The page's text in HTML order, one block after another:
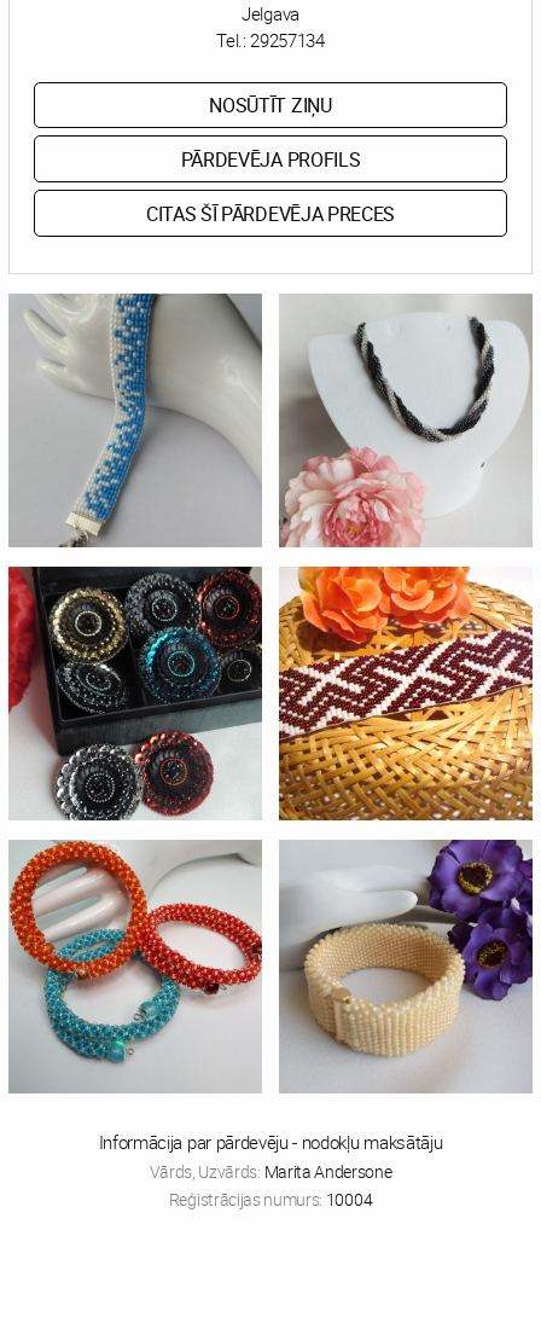
Jelgava
Tel.:29257134
NOSŪTĪT ZIŅU
PĀRDEVĒJA PROFILS
CITAS ŠĪ PĀRDEVĒJA PRECES
Informācija par pārdevēju - nodokļu maksātāju
Vārds, Uzvārds: Marita Andersone
Reģistrācijas numurs: 10004